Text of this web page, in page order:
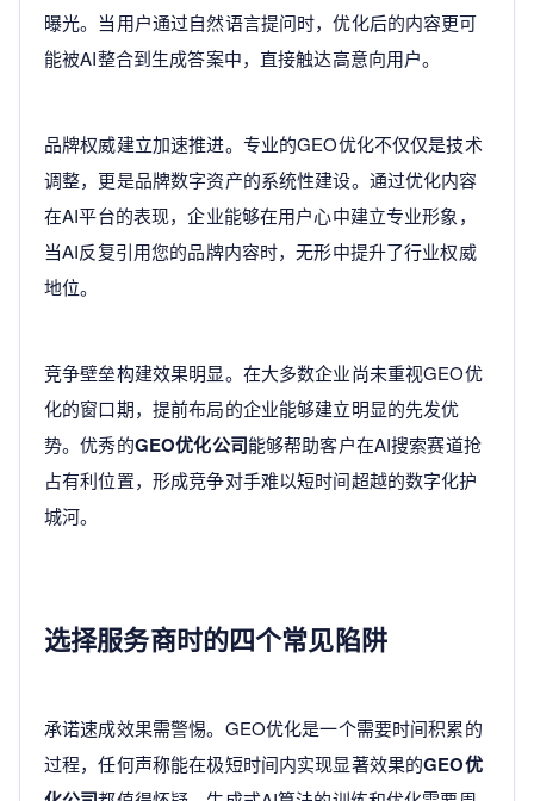
曝光。当用户通过自然语言提问时，优化后的内容更可
能被AI整合到生成答案中，直接触达高意向用户。
品牌权威建立加速推进。专业的GEO优化不仅仅是技术
调整，更是品牌数字资产的系统性建设。通过优化内容
在AI平台的表现，企业能够在用户心中建立专业形象，
当AI反复引用您的品牌内容时，无形中提升了行业权威
地位。
竞争壁垒构建效果明显。在大多数企业尚未重视GEO优
化的窗口期，提前布局的企业能够建立明显的先发优
势。优秀的GEO优化公司能够帮助客户在AI搜索赛道抢
占有利位置，形成竞争对手难以短时间超越的数字化护
城河。
选择服务商时的四个常见陷阱
承诺速成效果需警惕。GEO优化是一个需要时间积累的
过程，任何声称能在极短时间内实现显著效果的GEO优